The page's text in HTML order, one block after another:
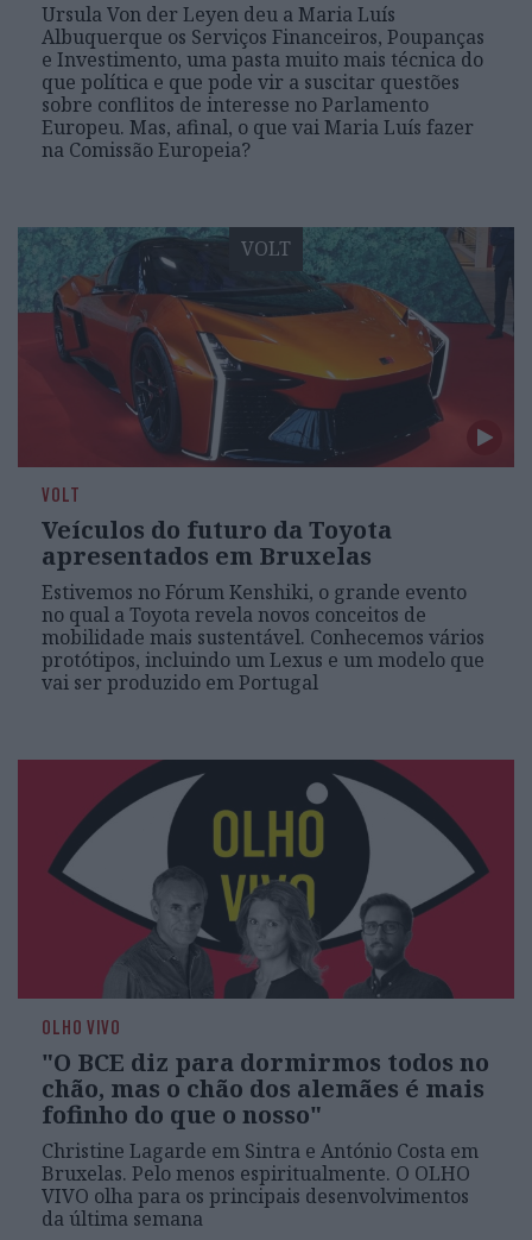
Ursula Von der Leyen deu a Maria Luís
Albuquerque os Serviços Financeiros, Poupanças
e Investimento, uma pasta muito mais técnica do
que política e que pode vir a suscitar questões
sobre conflitos de interesse no Parlamento
Europeu. Mas, afinal, o que vai Maria Luís fazer
na Comissão Europeia?
VOLT
VOLT
Veículos do futuro da Toyota
apresentados em Bruxelas
Estivemos no Fórum Kenshiki, o grande evento
no qual a Toyota revela novos conceitos de
mobilidade mais sustentável. Conhecemos vários
protótipos, incluindo um Lexus e um modelo que
vai ser produzido em Portugal
OLHO VIVO
"O BCE diz para dormirmos todos no
chão, mas o chão dos alemães é mais
fofinho do que o nosso"
Christine Lagarde em Sintra e António Costa em
Bruxelas. Pelo menos espiritualmente. O OLHO
VIVO olha para os principais desenvolvimentos
da última semana